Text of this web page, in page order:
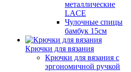
металлические
LACE
Чулочные спицы
бамбук 15см
Крючки для вязания
Крючки для вязания с
эргономичной ручкой